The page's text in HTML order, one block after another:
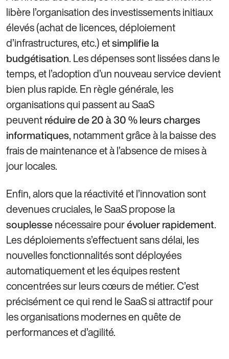
libère l’organisation des investissements initiaux
élevés (achat de licences, déploiement
d’infrastructures, etc.) etsimplifie la
budgétisation. Les dépenses sont lissées dans le
temps, et l’adoption d’un nouveau service devient
bien plus rapide. En règle générale, les
organisations qui passent au SaaS
peuvent réduire de 20 à 30 % leurs charges
informatiques, notamment grâce à la baisse des
frais de maintenance et à l’absence de mises à
jour locales.
Enfin, alors que la réactivité et l’innovation sont
devenues cruciales, le SaaS propose la
souplesse nécessaire pourévoluer rapidement.
Les déploiements s’effectuent sans délai, les
nouvelles fonctionnalités sont déployées
automatiquement et les équipes restent
concentrées sur leurs cœurs de métier. C’est
précisément ce qui rend le SaaS si attractif pour
les organisations modernes en quête de
performances et d’agilité.